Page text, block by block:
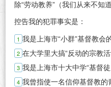
除“劳动教养”（我们从来不知
控告我的犯罪事实是：
我是上海市“小群”基督教会
在大学里大搞“反动的宗教
我是上海市十大中学“基督
我曾指使一名信仰基督教